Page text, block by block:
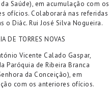
Saúde), em acumulação com os
ofícios. Colaborará nas referidas
o Diác. Rui José Silva Nogueira.
DE TORRES NOVAS
Vicente Calado Gaspar,
Paróquia de Ribeira Branca
da Conceição), em
com os anteriores ofícios.